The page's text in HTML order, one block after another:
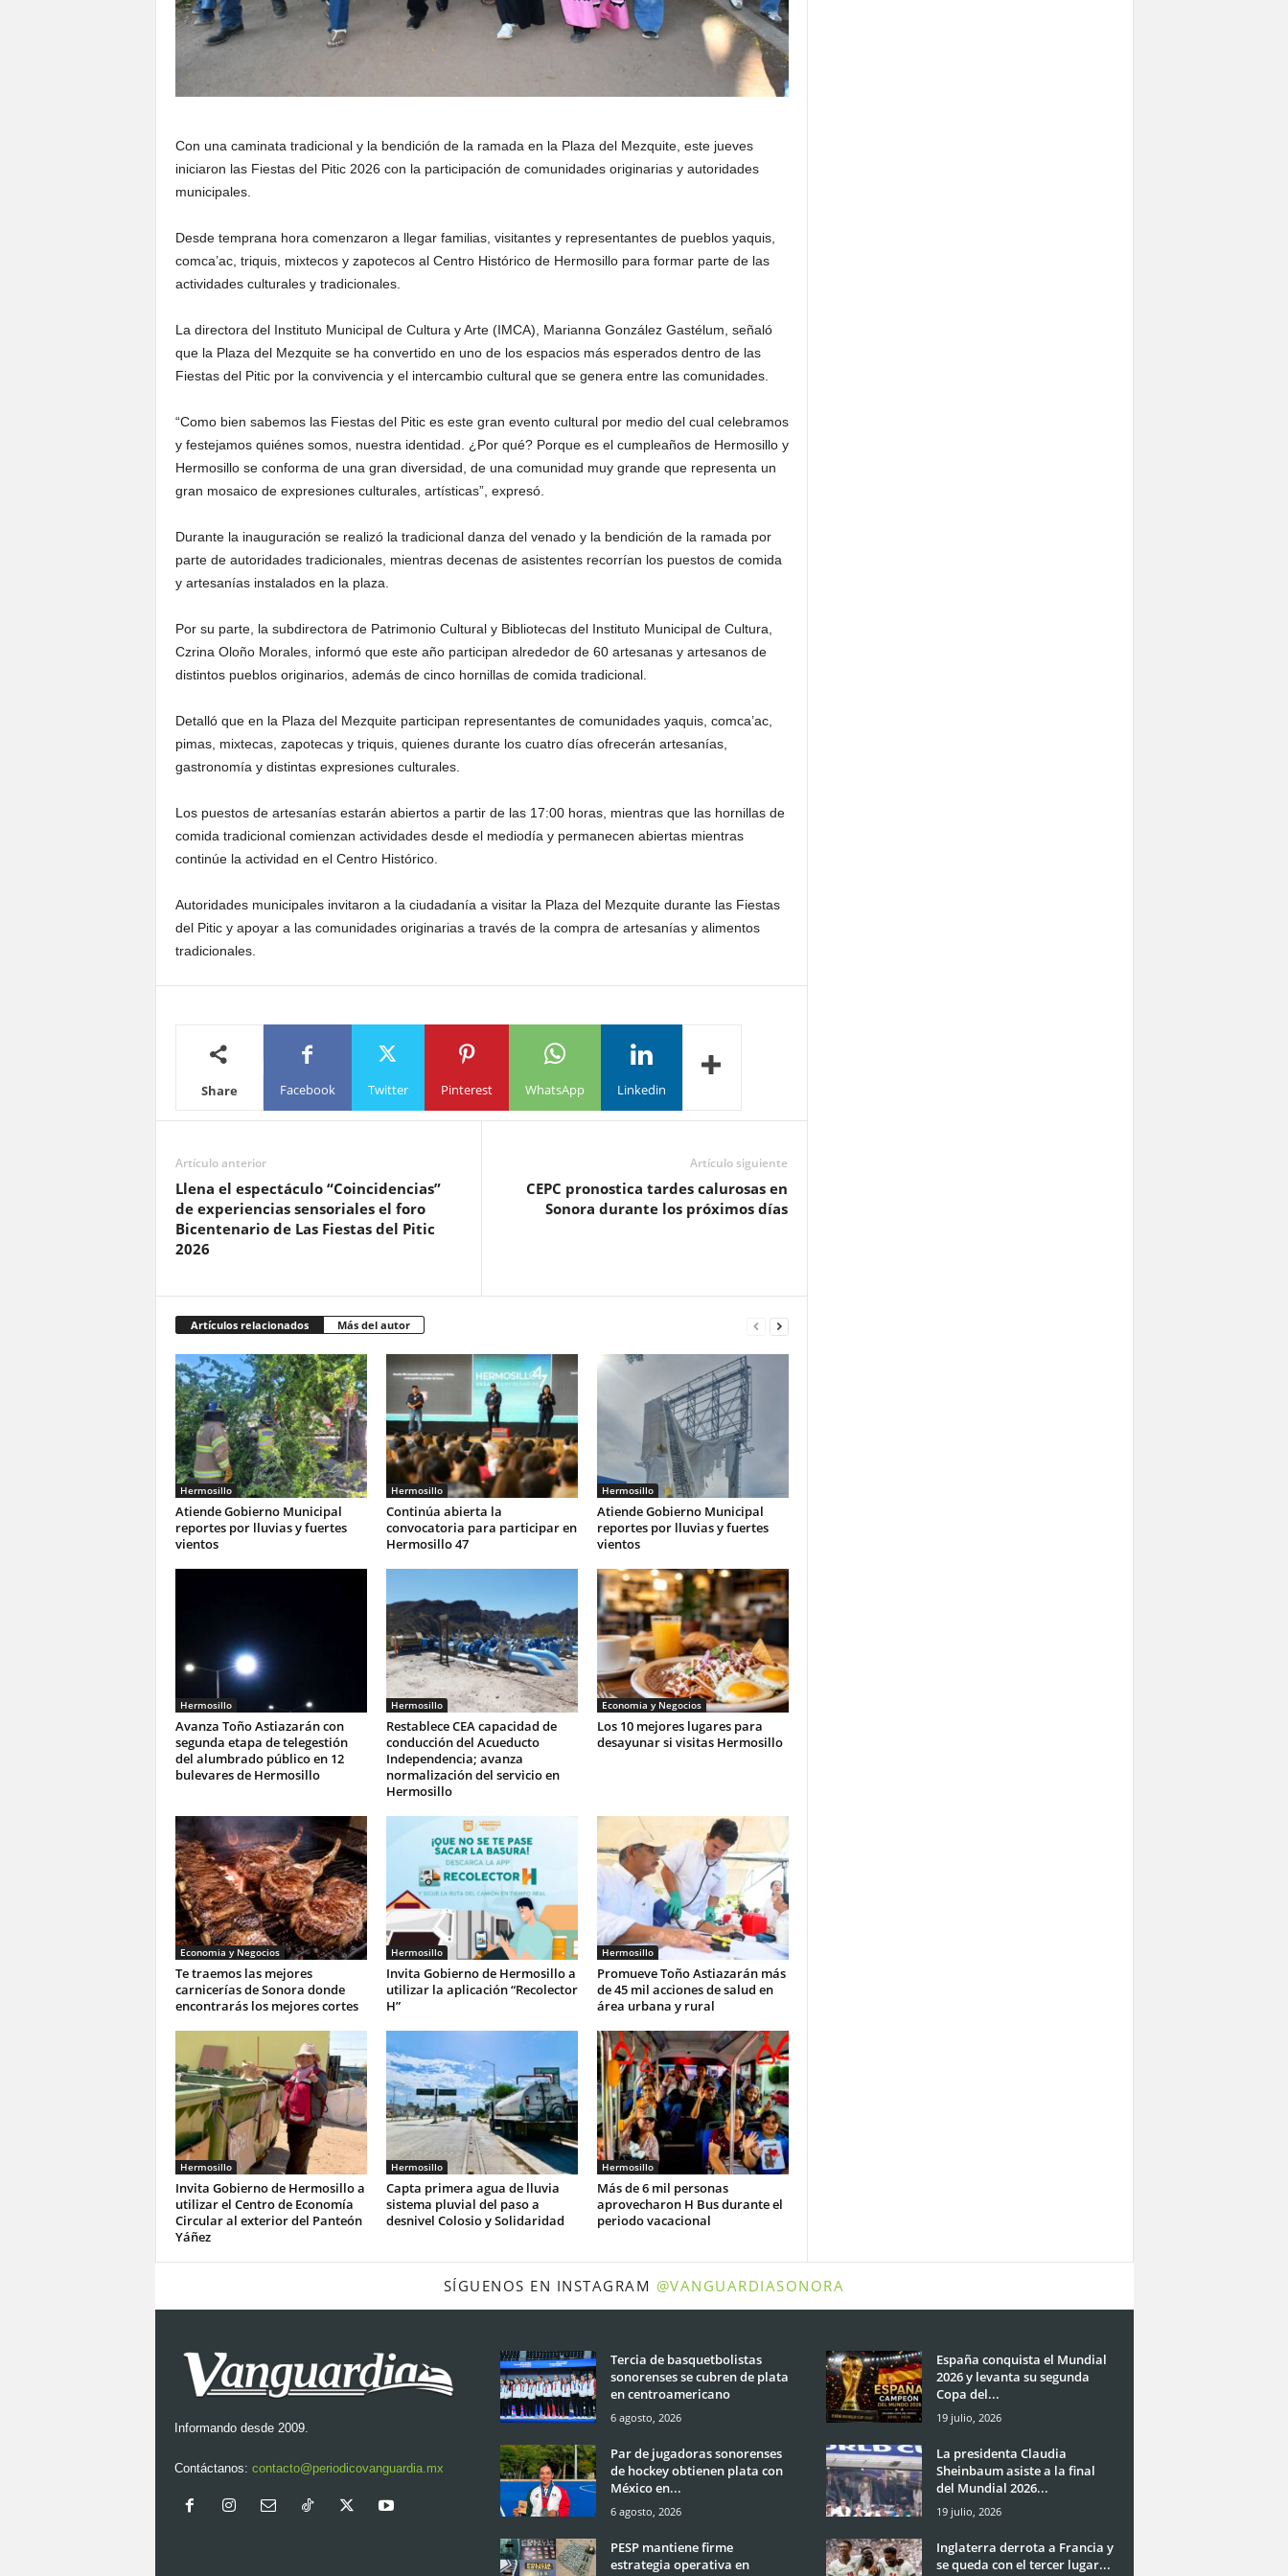
Con una caminata tradicional y la bendición de la ramada en la Plaza del Mezquite, este jueves
iniciaron las Fiestas del Pitic 2026 con la participación de comunidades originarias y autoridades
municipales.
Desde temprana hora comenzaron a llegar familias, visitantes y representantes de pueblos yaquis,
comca’ac, triquis, mixtecos y zapotecos al Centro Histórico de Hermosillo para formar parte de las
actividades culturales y tradicionales.
La directora del Instituto Municipal de Cultura y Arte (IMCA), Marianna González Gastélum, señaló
que la Plaza del Mezquite se ha convertido en uno de los espacios más esperados dentro de las
Fiestas del Pitic por la convivencia y el intercambio cultural que se genera entre las comunidades.
“Como bien sabemos las Fiestas del Pitic es este gran evento cultural por medio del cual celebramos
y festejamos quiénes somos, nuestra identidad. ¿Por qué? Porque es el cumpleaños de Hermosillo y
Hermosillo se conforma de una gran diversidad, de una comunidad muy grande que representa un
gran mosaico de expresiones culturales, artísticas”, expresó.
Durante la inauguración se realizó la tradicional danza del venado y la bendición de la ramada por
parte de autoridades tradicionales, mientras decenas de asistentes recorrían los puestos de comida
y artesanías instalados en la plaza.
Por su parte, la subdirectora de Patrimonio Cultural y Bibliotecas del Instituto Municipal de Cultura,
Czrina Oloño Morales, informó que este año participan alrededor de 60 artesanas y artesanos de
distintos pueblos originarios, además de cinco hornillas de comida tradicional.
Detalló que en la Plaza del Mezquite participan representantes de comunidades yaquis, comca’ac,
pimas, mixtecas, zapotecas y triquis, quienes durante los cuatro días ofrecerán artesanías,
gastronomía y distintas expresiones culturales.
Los puestos de artesanías estarán abiertos a partir de las 17:00 horas, mientras que las hornillas de
comida tradicional comienzan actividades desde el mediodía y permanecen abiertas mientras
continúe la actividad en el Centro Histórico.
Autoridades municipales invitaron a la ciudadanía a visitar la Plaza del Mezquite durante las Fiestas
del Pitic y apoyar a las comunidades originarias a través de la compra de artesanías y alimentos
tradicionales.
Share Facebook Twitter Pinterest WhatsApp Linkedin
Artículo anterior
Llena el espectáculo “Coincidencias”
de experiencias sensoriales el foro
Bicentenario de Las Fiestas del Pitic
2026
Artículo siguiente
CEPC pronostica tardes calurosas en
Sonora durante los próximos días
Artículos relacionados Más del autor
Hermosillo
Atiende Gobierno Municipal
reportes por lluvias y fuertes
vientos
Hermosillo
Continúa abierta la
convocatoria para participar en
Hermosillo 47
Hermosillo
Atiende Gobierno Municipal
reportes por lluvias y fuertes
vientos
Hermosillo
Avanza Toño Astiazarán con
segunda etapa de telegestión
del alumbrado público en 12
bulevares de Hermosillo
Hermosillo
Restablece CEA capacidad de
conducción del Acueducto
Independencia; avanza
normalización del servicio en
Hermosillo
Economia y Negocios
Los 10 mejores lugares para
desayunar si visitas Hermosillo
Economia y Negocios
Te traemos las mejores
carnicerías de Sonora donde
encontrarás los mejores cortes
Hermosillo
Invita Gobierno de Hermosillo a
utilizar la aplicación “Recolector
H”
Hermosillo
Promueve Toño Astiazarán más
de 45 mil acciones de salud en
área urbana y rural
Hermosillo
Invita Gobierno de Hermosillo a
utilizar el Centro de Economía
Circular al exterior del Panteón
Yáñez
Hermosillo
Capta primera agua de lluvia
sistema pluvial del paso a
desnivel Colosio y Solidaridad
Hermosillo
Más de 6 mil personas
aprovecharon H Bus durante el
periodo vacacional
SÍGUENOS EN INSTAGRAM @VANGUARDIASONORA
Informando desde 2009.
Contáctanos: contacto@periodicovanguardia.mx
Tercia de basquetbolistas
sonorenses se cubren de plata
en centroamericano
6 agosto, 2026
Par de jugadoras sonorenses
de hockey obtienen plata con
México en...
6 agosto, 2026
PESP mantiene firme
estrategia operativa en
España conquista el Mundial
2026 y levanta su segunda
Copa del...
19 julio, 2026
La presidenta Claudia
Sheinbaum asiste a la final
del Mundial 2026...
19 julio, 2026
Inglaterra derrota a Francia y
se queda con el tercer lugar...